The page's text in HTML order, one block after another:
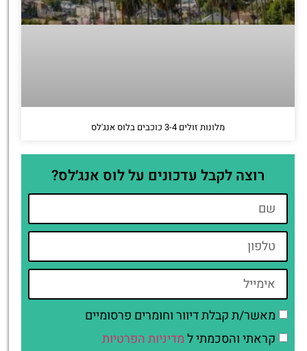
מלונות זולים 3-4 כוכבים בלוס אנג'לס
רוצה לקבל עדכונים על לוס אנג׳לס?
מאשר/ת קבלת דיוור וחומרים פרסומיים
קראתי והסכמתי למדיניות הפרטיות